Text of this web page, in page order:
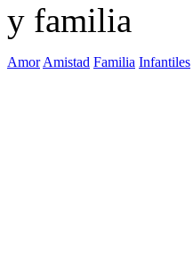
y familia
Amor Amistad Familia Infantiles